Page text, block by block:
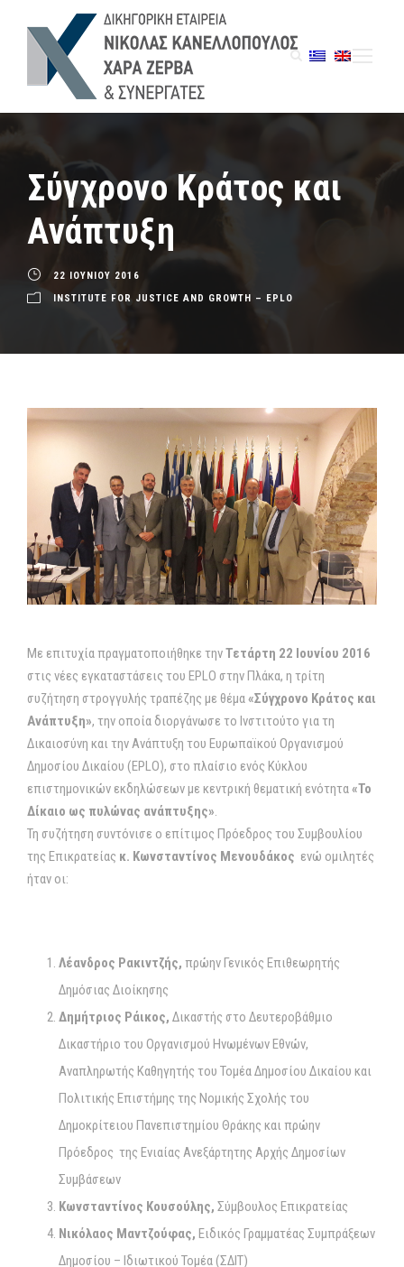
Σύγχρονο Κράτος και
Ανάπτυξη
22 ΙΟΥΝΙΟΥ 2016
INSTITUTE FOR JUSTICE AND GROWTH – EPLO
Με επιτυχία πραγματοποιήθηκε τηνΤετάρτη 22 Ιουνίου 2016
στις νέες εγκαταστάσεις του EPLO στην Πλάκα, η τρίτη
συζήτηση στρογγυλής τραπέζης με θέμα«Σύγχρονο Κράτος και
Ανάπτυξη», την οποία διοργάνωσε το Ινστιτούτο για τη
Δικαιοσύνη και την Ανάπτυξη του Ευρωπαϊκού Οργανισμού
Δημοσίου Δικαίου (EPLO), στο πλαίσιο ενός Κύκλου
επιστημονικών εκδηλώσεων με κεντρική θεματική ενότητα«Το
Δίκαιο ως πυλώνας ανάπτυξης».
Τη συζήτηση συντόνισε ο επίτιμος Πρόεδρος του Συμβουλίου
της Επικρατείας κ. Κωνσταντίνος Μενουδάκος ενώ ομιλητές
ήταν οι:
Λέανδρος Ρακιντζής, πρώην Γενικός Επιθεωρητής
Δημόσιας Διοίκησης
Δημήτριος Ράικος, Δικαστής στο Δευτεροβάθμιο
Δικαστήριο του Οργανισμού Ηνωμένων Εθνών,
Αναπληρωτής Καθηγητής του Τομέα Δημοσίου Δικαίου και
Πολιτικής Επιστήμης της Νομικής Σχολής του
Δημοκρίτειου Πανεπιστημίου Θράκης και πρώην
Πρόεδρος της Ενιαίας Ανεξάρτητης Αρχής Δημοσίων
Συμβάσεων
Κωνσταντίνος Κουσούλης, Σύμβουλος Επικρατείας
Νικόλαος Μαντζούφας, Ειδικός Γραμματέας Συμπράξεων
Δημοσίου – Ιδιωτικού Τομέα (ΣΔΙΤ)